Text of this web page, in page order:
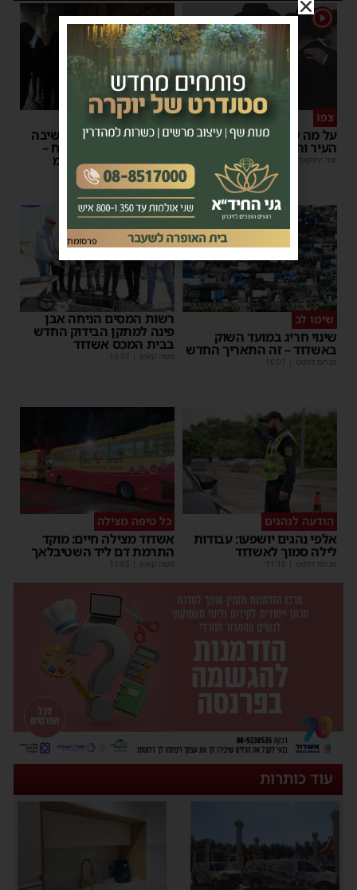
1
צפו
על מה שוחחו מ"מ ראש
העיר והחיד"א אברג׳ל?
יוסי יחזקאלי
פירות ההסתה
אימה באשדוד: בחור ישיבה
בן 13 נשדד באיומי רצח –
המשטרה הקימה צח”מ
מנחם דויטש |
22:32
שימו לב
שינוי חריג במועד השוק
באשדוד – זה התאריך החדש
מנחם דויטש 16:07
רשות המסים הניחה אבן
פינה למתקן הבידוק החדש
בבית המכס אשדוד
משה קאהן 15:37
הודעה לנהגים
אלפי נהגים יושפעו: עבודות
לילה סמוך לאשדוד
מנחם דויטש 11:10
כל טיפה מצילה
אשדוד מצילה חיים: מוקד
התרמת דם ליד השטיבלאך
משה קאהן 11:05
עוד כותרות
פרסומת